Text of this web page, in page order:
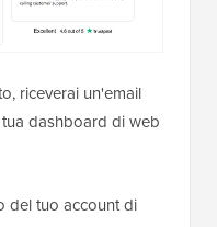
riceverai un'email
dashboard di web
del tuo account di